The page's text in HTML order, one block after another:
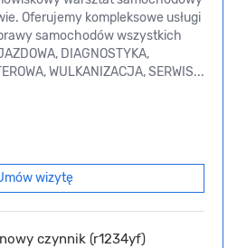
Oferujemy kompleksowe usługi
samochodów wszystkich
DIAGNOSTYKA,
WULKANIZACJA, SERWIS...
wizytę
czynnik (r1234yf)